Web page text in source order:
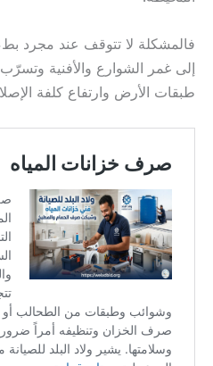
فالمشكلة لا تتوقف عند مجرد
إلى غمر الشوارع والأفنية
طبقات الأرض وارتفاع كلفة